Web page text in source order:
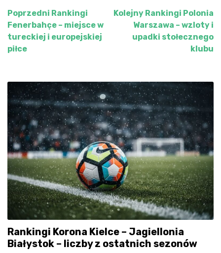
Nawigacja
wpisu
Poprzedni Rankingi
Fenerbahçe – miejsce w
tureckiej i europejskiej
piłce
Kolejny Rankingi Polonia
Warszawa – wzloty i
upadki stołecznego
klubu
Rankingi Korona Kielce – Jagiellonia
Białystok – liczby z ostatnich sezonów